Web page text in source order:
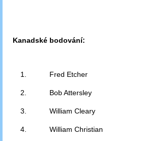
Kanadské bodování:
1. Fred Etcher
2. Bob Attersley
3. William Cleary
4. William Christian